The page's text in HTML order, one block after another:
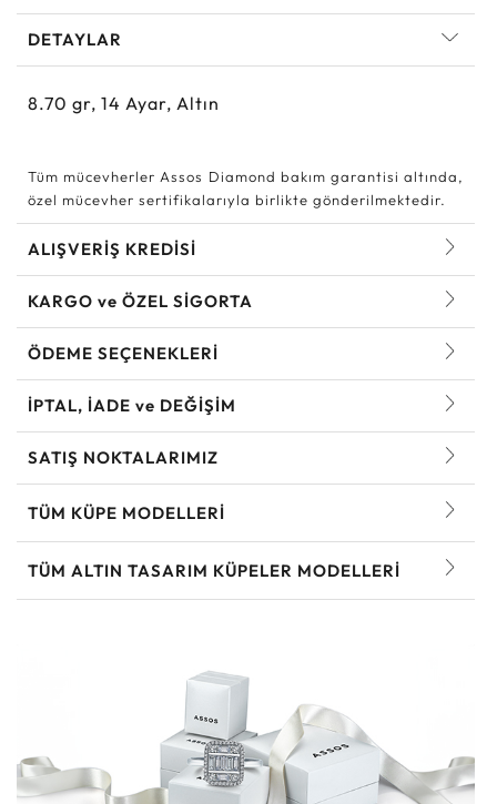
DETAYLAR
8.70 gr, 14 Ayar, Altın
Tüm mücevherler Assos Diamond bakım garantisi altında,
özel mücevher sertifikalarıyla birlikte gönderilmektedir.
ALIŞVERİŞ KREDİSİ
KARGO ve ÖZEL SİGORTA
ÖDEME SEÇENEKLERİ
İPTAL, İADE ve DEĞİŞİM
SATIŞ NOKTALARIMIZ
TÜM KÜPE MODELLERI
TÜM ALTIN TASARIM KÜPELER MODELLERI